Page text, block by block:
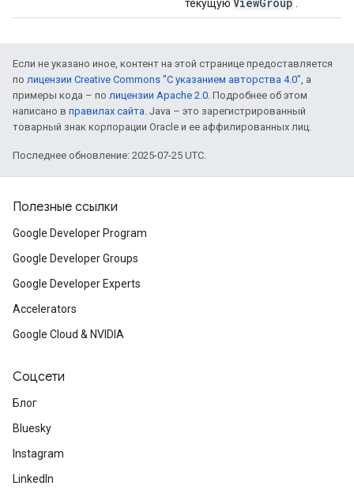
текущую
Если не указано иное, контент на этой странице предоставляется
по лицензии Creative Commons "С указанием авторства 4.0", а
примеры кода – по лицензии Apache 2.0. Подробнее об этом
написано в правилах сайта. Java – это зарегистрированный
товарный знак корпорации Oracle и ее аффилированных лиц.
Последнее обновление: 2025-07-25 UTC.
Полезные ссылки
Google Developer Program
Google Developer Groups
Google Developer Experts
Accelerators
Google Cloud & NVIDIA
Соцсети
Блог
Bluesky
Instagram
LinkedIn